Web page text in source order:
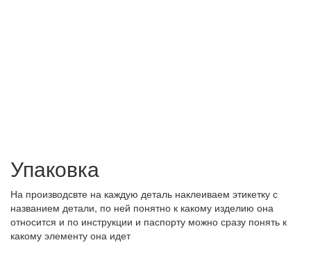
Упаковка
На производсвте на каждую деталь наклеиваем этикетку с
названием детали, по ней понятно к какому изделию она
относится и по инструкции и паспорту можно сразу понять к
какому элементу она идет